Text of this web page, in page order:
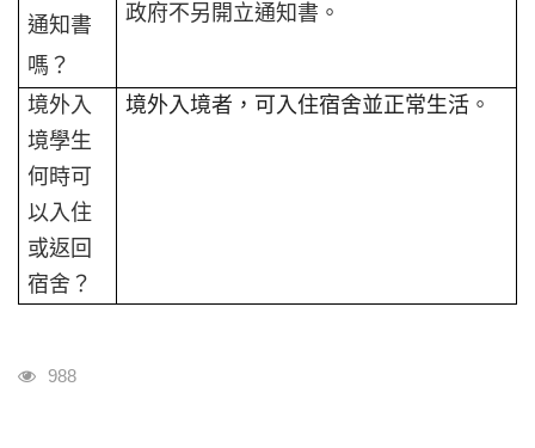
通知書
嗎？
政府不另開立通知書。
境外入
境學生
何時可
以入住
或返回
宿舍？
境外入境者，可入住宿舍並正常生活 。
瀏覽人次
988